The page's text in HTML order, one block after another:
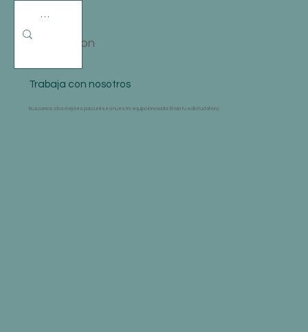
EdeCon
Trabaja con nosotros
Buscamos a los mejores para unirse a nuestro equipo innovador. Envía tu solicitud ahora.